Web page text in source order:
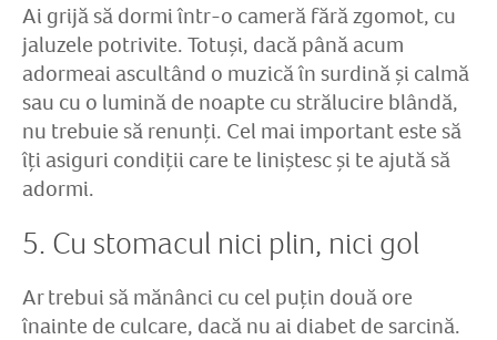
Ai grijă să dormi într-o cameră fără zgomot, cu
jaluzele potrivite. Totuși, dacă până acum
adormeai ascultând o muzică în surdină și calmă
sau cu o lumină de noapte cu strălucire blândă,
nu trebuie să renunți. Cel mai important este să
îți asiguri condiții care te liniștesc și te ajută să
adormi.
5. Cu stomacul nici plin, nici gol
Ar trebui să mănânci cu cel puțin două ore
înainte de culcare, dacă nu ai diabet de sarcină.